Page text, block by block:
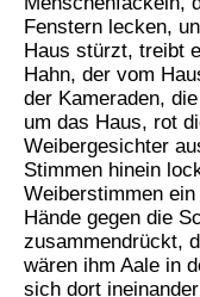
Fenstern lecken,
Haus stürzt, treibt
Hahn, der vom
der Kameraden,
um das Haus, rot
Weibergesichter
Stimmen hinein
Weiberstimmen
Hände gegen die
zusammendrückt,
wären ihm Aale in
sich dort